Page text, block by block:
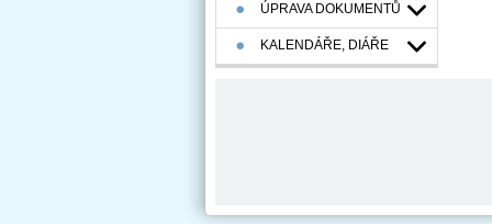
ÚPRAVA DOKUMENTŮ
KALENDÁŘE, DIÁŘE